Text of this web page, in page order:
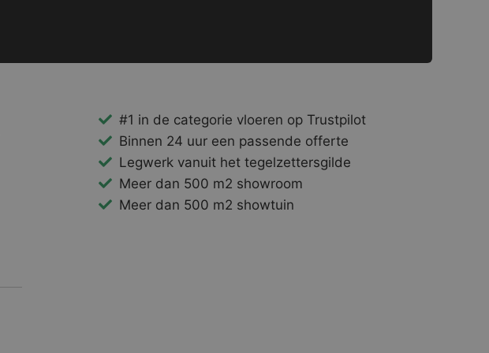
#1 in de categorie vloeren op Trustpilot
Binnen 24 uur een passende offerte
Legwerk vanuit het tegelzettersgilde
Meer dan 500 m2 showroom
Meer dan 500 m2 showtuin